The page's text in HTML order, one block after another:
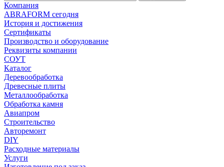
Компания
ABRAFORM сегодня
История и достижения
Сертификаты
Производство и оборудование
Реквизиты компании
СОУТ
Каталог
Деревообработка
Древесные плиты
Металлообработка
Обработка камня
Авиапром
Строительство
Авторемонт
DIY
Расходные материалы
Услуги